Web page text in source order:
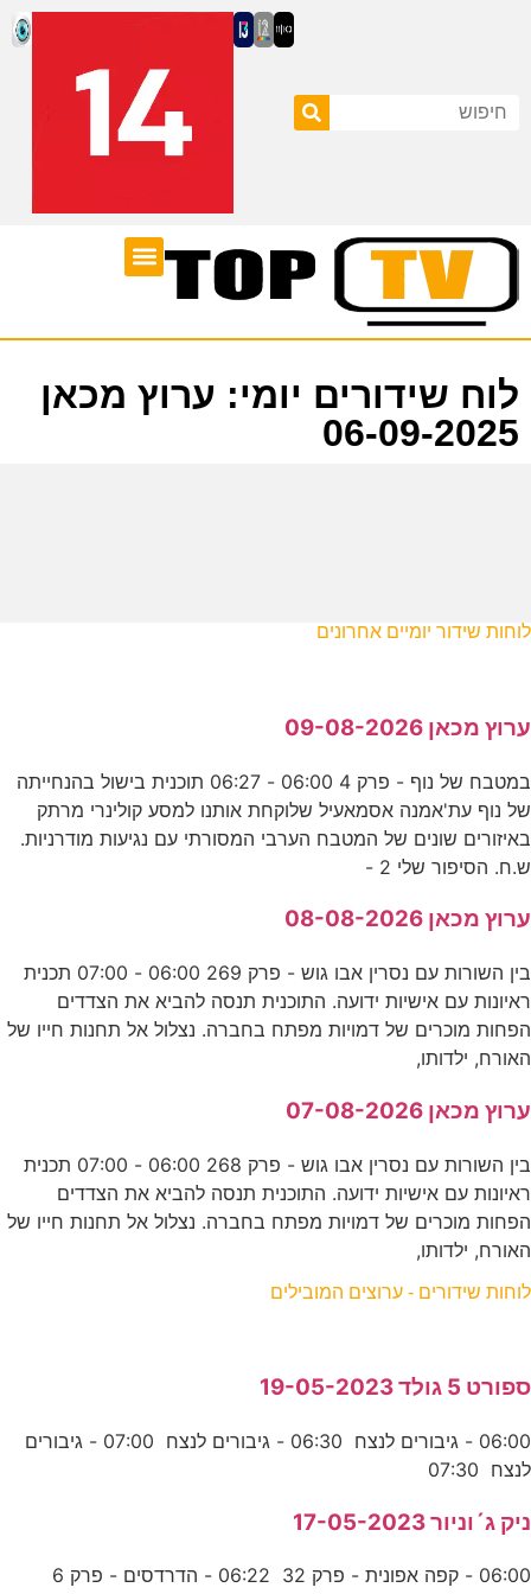
לוח שידורים יומי: ערוץ מכאן
06-09-2025
לוחות שידור יומיים אחרונים
ערוץ מכאן 09-08-2026
במטבח של נוף - פרק 4 06:00 - 06:27 תוכנית בישול בהנחייתה
של נוף עת'אמנה אסמאעיל שלוקחת אותנו למסע קולינרי מרתק
באיזורים שונים של המטבח הערבי המסורתי עם נגיעות מודרניות.
ש.ח. הסיפור שלי 2 -
ערוץ מכאן 08-08-2026
בין השורות עם נסרין אבו גוש - פרק 269 06:00 - 07:00 תכנית
ראיונות עם אישיות ידועה. התוכנית תנסה להביא את הצדדים
הפחות מוכרים של דמויות מפתח בחברה. נצלול אל תחנות חייו של
האורח, ילדותו,
ערוץ מכאן 07-08-2026
בין השורות עם נסרין אבו גוש - פרק 268 06:00 - 07:00 תכנית
ראיונות עם אישיות ידועה. התוכנית תנסה להביא את הצדדים
הפחות מוכרים של דמויות מפתח בחברה. נצלול אל תחנות חייו של
האורח, ילדותו,
לוחות שידורים - ערוצים המובילים
ספורט 5 גולד 19-05-2023
06:00 - גיבורים לנצח 06:30 - גיבורים לנצח 07:00 - גיבורים
לנצח 07:30
ניק ג´וניור 17-05-2023
06:00 - קפה אפונית - פרק 32 06:22 - הדרדסים - פרק 6